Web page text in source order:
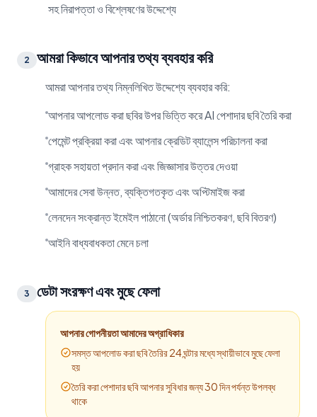
সহ নিরাপত্তা ও বিশ্লেষণের উদ্দেশ্যে
2 আমরা কিভাবে আপনার তথ্য ব্যবহার করি
আমরা আপনার তথ্য নিম্নলিখিত উদ্দেশ্যে ব্যবহার করি:
আপনার আপলোড করা ছবির উপর ভিত্তি করে AI পেশাদার ছবি তৈরি করা
পেমেন্ট প্রক্রিয়া করা এবং আপনার ক্রেডিট ব্যালেন্স পরিচালনা করা
গ্রাহক সহায়তা প্রদান করা এবং জিজ্ঞাসার উত্তর দেওয়া
আমাদের সেবা উন্নত, ব্যক্তিগতকৃত এবং অপ্টিমাইজ করা
লেনদেন সংক্রান্ত ইমেইল পাঠানো (অর্ডার নিশ্চিতকরণ, ছবি বিতরণ)
আইনি বাধ্যবাধকতা মেনে চলা
3 ডেটা সংরক্ষণ এবং মুছে ফেলা
আপনার গোপনীয়তা আমাদের অগ্রাধিকার
সমস্ত আপলোড করা ছবি তৈরির 24 ঘন্টার মধ্যে স্থায়ীভাবে মুছে ফেলা
হয়
তৈরি করা পেশাদার ছবি আপনার সুবিধার জন্য 30 দিন পর্যন্ত উপলব্ধ
থাকে